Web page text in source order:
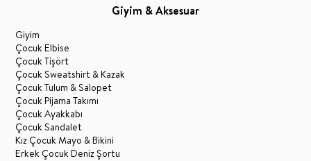
Giyim & Aksesuar
Giyim
Çocuk Elbise
Çocuk Tişört
Çocuk Sweatshirt & Kazak
Çocuk Tulum & Salopet
Çocuk Pijama Takımı
Çocuk Ayakkabı
Çocuk Sandalet
Kız Çocuk Mayo & Bikini
Erkek Çocuk Deniz Şortu